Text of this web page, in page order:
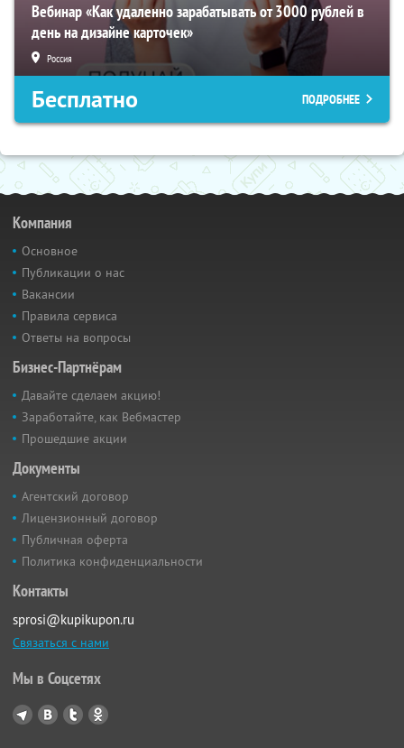
Вебинар «Как удаленно зарабатывать от 3000 рублей в
день на дизайне карточек»
Россия
Бесплатно ПОДРОБНЕЕ
Компания
Основное
Публикации о нас
Вакансии
Правила сервиса
Ответы на вопросы
Бизнес-Партнёрам
Давайте сделаем акцию!
Заработайте, как Вебмастер
Прошедшие акции
Документы
Агентский договор
Лицензионный договор
Публичная оферта
Политика конфиденциальности
Контакты
sprosi@kupikupon.ru
Связаться с нами
Мы в Соцсетях